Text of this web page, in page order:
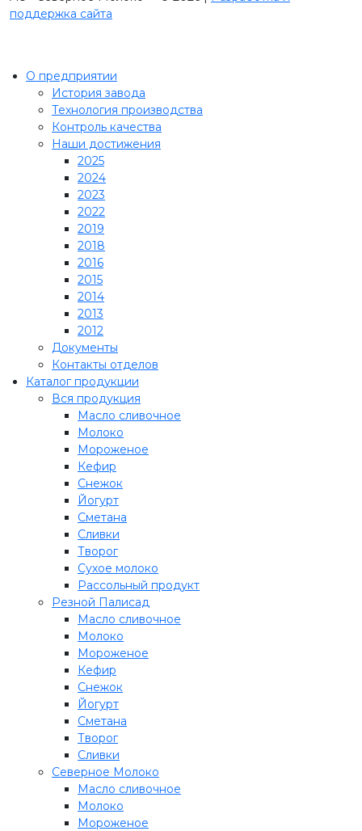
поддержка сайта
О предприятии
История завода
Технология производства
Контроль качества
Наши достижения
2025
2024
2023
2022
2019
2018
2016
2015
2014
2013
2012
Документы
Контакты отделов
Каталог продукции
Вся продукция
Масло сливочное
Молоко
Мороженое
Кефир
Снежок
Йогурт
Сметана
Сливки
Творог
Сухое молоко
Рассольный продукт
Резной Палисад
Масло сливочное
Молоко
Мороженое
Кефир
Снежок
Йогурт
Сметана
Творог
Сливки
Северное Молоко
Масло сливочное
Молоко
Мороженое